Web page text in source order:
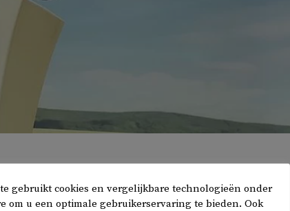
zegt de presidentskandidaat Kemal
gebruikt cookies en vergelijkbare technologieën onder
om u een optimale gebruikerservaring te bieden. Ook